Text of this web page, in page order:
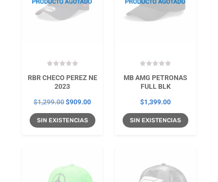
RBR CHECO PEREZ NE
2023
$1,299.00El
precio
original
$909.00El
precio
actual
SIN EXISTENCIAS
MB AMG PETRONAS
FULL BLK
$1,399.00
SIN EXISTENCIAS